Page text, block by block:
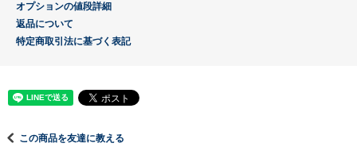
オプションの値段詳細
返品について
特定商取引法に基づく表記
この商品を友達に教える